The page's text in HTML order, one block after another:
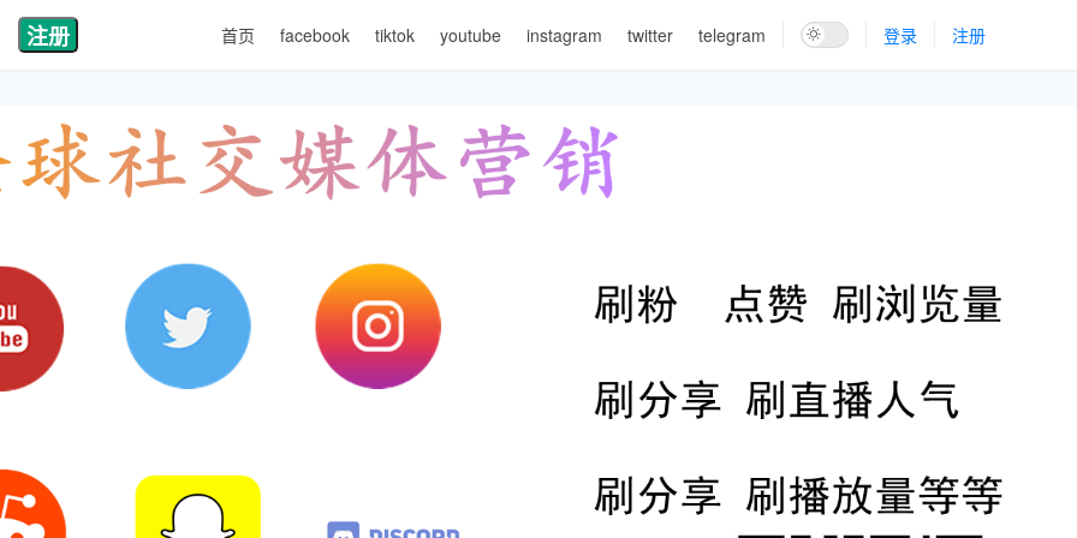
注册 首页 facebook tiktok youtube instagram twitter telegram 登录 注册